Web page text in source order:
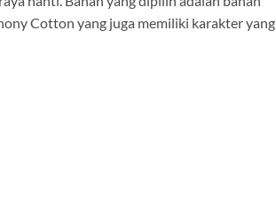
Cotton yang juga memiliki karakter yang